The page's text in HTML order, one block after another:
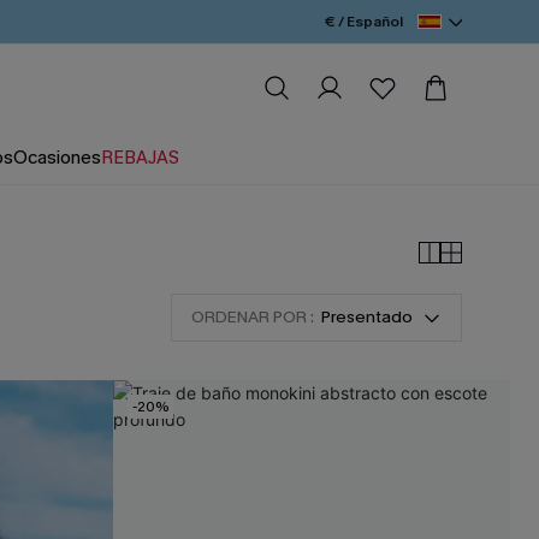
€ / Español
OcasionesREBAJAS
ORDENAR POR : Presentado
-20%